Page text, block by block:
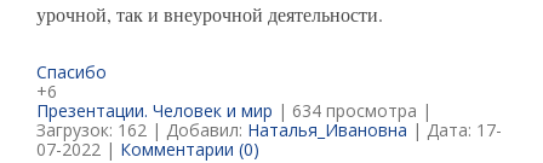
урочной, так и внеурочной деятельности.
Спасибо
+6
Презентации. Человек и мир | 634 просмотра |
Загрузок: 162 | Добавил: Наталья_Ивановна | Дата: 17-
07-2022 | Комментарии (0)